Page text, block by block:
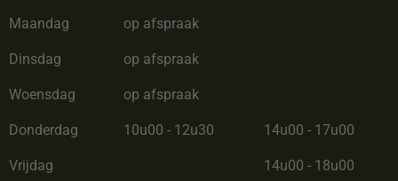
Maandag op afspraak
Dinsdag op afspraak
Woensdag op afspraak
Donderdag 10u00 - 12u30 14u00 - 17u00
Vrijdag 14u00 - 18u00